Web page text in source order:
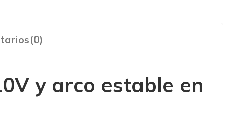
y arco estable en